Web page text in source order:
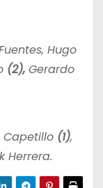
Hugo
(2),Gerardo
Capetillo (1),
Herrera.